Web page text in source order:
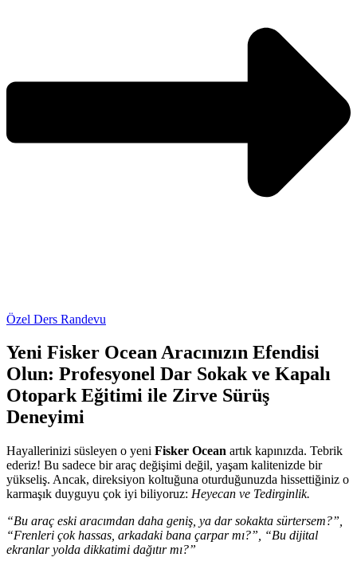
Özel Ders Randevu
Yeni Fisker Ocean Aracınızın Efendisi
Olun: Profesyonel Dar Sokak ve Kapalı
Otopark Eğitimi ile Zirve Sürüş
Deneyimi
Hayallerinizi süsleyen o yeni Fisker Ocean artık kapınızda. Tebrik
ederiz! Bu sadece bir araç değişimi değil, yaşam kalitenizde bir
yükseliş. Ancak, direksiyon koltuğuna oturduğunuzda hissettiğiniz o
karmaşık duyguyu çok iyi biliyoruz: Heyecan ve Tedirginlik.
“Bu araç eski aracımdan daha geniş, ya dar sokakta sürtersem?”,
“Frenleri çok hassas, arkadaki bana çarpar mı?”, “Bu dijital
ekranlar yolda dikkatimi dağıtır mı?”